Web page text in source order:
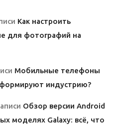
Как настроить
для фотографий на
Мобильные телефоны
индустрию?
Обзор версии Android
моделях Galaxy: всё, что